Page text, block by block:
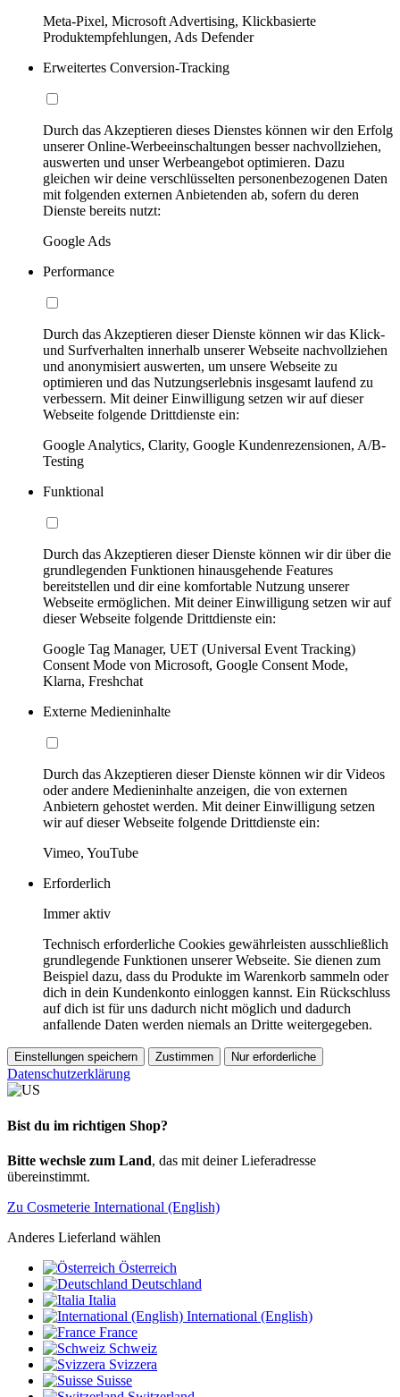
Meta-Pixel, Microsoft Advertising, Klickbasierte
Produktempfehlungen, Ads Defender
Erweitertes Conversion-Tracking
Durch das Akzeptieren dieses Dienstes können wir den Erfolg
unserer Online-Werbeeinschaltungen besser nachvollziehen,
auswerten und unser Werbeangebot optimieren. Dazu
gleichen wir deine verschlüsselten personenbezogenen Daten
mit folgenden externen Anbietenden ab, sofern du deren
Dienste bereits nutzt:
Google Ads
Performance
Durch das Akzeptieren dieser Dienste können wir das Klick-
und Surfverhalten innerhalb unserer Webseite nachvollziehen
und anonymisiert auswerten, um unsere Webseite zu
optimieren und das Nutzungserlebnis insgesamt laufend zu
verbessern. Mit deiner Einwilligung setzen wir auf dieser
Webseite folgende Drittdienste ein:
Google Analytics, Clarity, Google Kundenrezensionen, A/B-
Testing
Funktional
Durch das Akzeptieren dieser Dienste können wir dir über die
grundlegenden Funktionen hinausgehende Features
bereitstellen und dir eine komfortable Nutzung unserer
Webseite ermöglichen. Mit deiner Einwilligung setzen wir auf
dieser Webseite folgende Drittdienste ein:
Google Tag Manager, UET (Universal Event Tracking)
Consent Mode von Microsoft, Google Consent Mode,
Klarna, Freshchat
Externe Medieninhalte
Durch das Akzeptieren dieser Dienste können wir dir Videos
oder andere Medieninhalte anzeigen, die von externen
Anbietern gehostet werden. Mit deiner Einwilligung setzen
wir auf dieser Webseite folgende Drittdienste ein:
Vimeo, YouTube
Erforderlich
Immer aktiv
Technisch erforderliche Cookies gewährleisten ausschließlich
grundlegende Funktionen unserer Webseite. Sie dienen zum
Beispiel dazu, dass du Produkte im Warenkorb sammeln oder
dich in dein Kundenkonto einloggen kannst. Ein Rückschluss
auf dich ist für uns dadurch nicht möglich und dadurch
anfallende Daten werden niemals an Dritte weitergegeben.
Einstellungen speichern Zustimmen Nur erforderliche
Datenschutzerklärung
Bist du im richtigen Shop?
Bitte wechsle zum Land, das mit deiner Lieferadresse
übereinstimmt.
Zu Cosmeterie International (English)
Anderes Lieferland wählen
Österreich
Deutschland
Italia
International (English)
France
Schweiz
Svizzera
Suisse